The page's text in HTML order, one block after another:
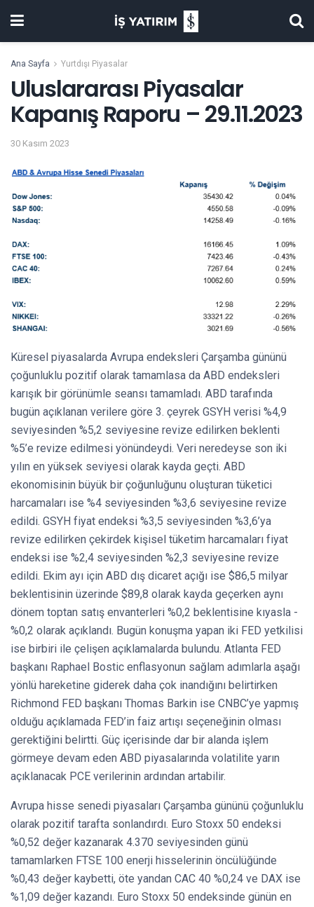
Ana Sayfa Yurtdışı Piyasalar
Uluslararası Piyasalar
Kapanış Raporu – 29.11.2023
30 Kasım 2023
Küresel piyasalarda Avrupa endeksleri Çarşamba gününü
çoğunluklu pozitif olarak tamamlasa da ABD endeksleri
karışık bir görünümle seansı tamamladı. ABD tarafında
bugün açıklanan verilere göre 3. çeyrek GSYH verisi %4,9
seviyesinden %5,2 seviyesine revize edilirken beklenti
%5’e revize edilmesi yönündeydi. Veri neredeyse son iki
yılın en yüksek seviyesi olarak kayda geçti. ABD
ekonomisinin büyük bir çoğunluğunu oluşturan tüketici
harcamaları ise %4 seviyesinden %3,6 seviyesine revize
edildi. GSYH fiyat endeksi %3,5 seviyesinden %3,6’ya
revize edilirken çekirdek kişisel tüketim harcamaları fiyat
endeksi ise %2,4 seviyesinden %2,3 seviyesine revize
edildi. Ekim ayı için ABD dış dicaret açığı ise $86,5 milyar
beklentisinin üzerinde $89,8 olarak kayda geçerken aynı
dönem toptan satış envanterleri %0,2 beklentisine kıyasla -
%0,2 olarak açıklandı. Bugün konuşma yapan iki FED yetkilisi
ise birbiri ile çelişen açıklamalarda bulundu. Atlanta FED
başkanı Raphael Bostic enflasyonun sağlam adımlarla aşağı
yönlü hareketine giderek daha çok inandığını belirtirken
Richmond FED başkanı Thomas Barkin ise CNBC’ye yapmış
olduğu açıklamada FED’in faiz artışı seçeneğinin olması
gerektiğini belirtti. Güç içerisinde dar bir alanda işlem
görmeye devam eden ABD piyasalarında volatilite yarın
açıklanacak PCE verilerinin ardından artabilir.
Avrupa hisse senedi piyasaları Çarşamba gününü çoğunluklu
olarak pozitif tarafta sonlandırdı. Euro Stoxx 50 endeksi
%0,52 değer kazanarak 4.370 seviyesinden günü
tamamlarken FTSE 100 enerji hisselerinin öncülüğünde
%0,43 değer kaybetti, öte yandan CAC 40 %0,24 ve DAX ise
%1,09 değer kazandı. Euro Stoxx 50 endeksinde günün en